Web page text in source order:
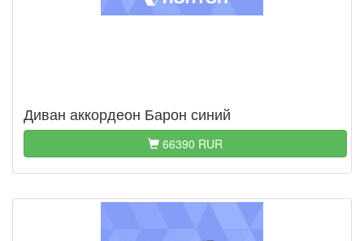
Диван аккордеон Барон синий
66390 RUR